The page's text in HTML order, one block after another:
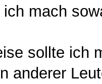
mach
sollte ich
anderer